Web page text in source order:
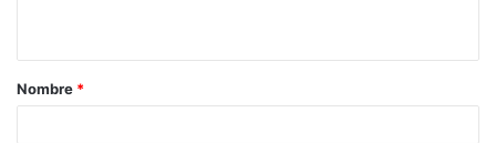
Nombre *